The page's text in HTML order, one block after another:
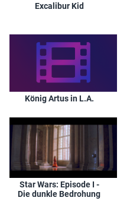
Excalibur Kid
König Artus in L.A.
Star Wars: Episode I -
Die dunkle Bedrohung